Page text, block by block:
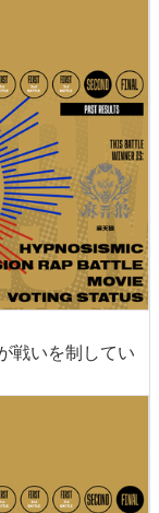
戦いを制してい